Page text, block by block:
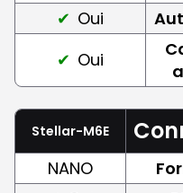
Oui
Oui
Stellar-M6E
NANO